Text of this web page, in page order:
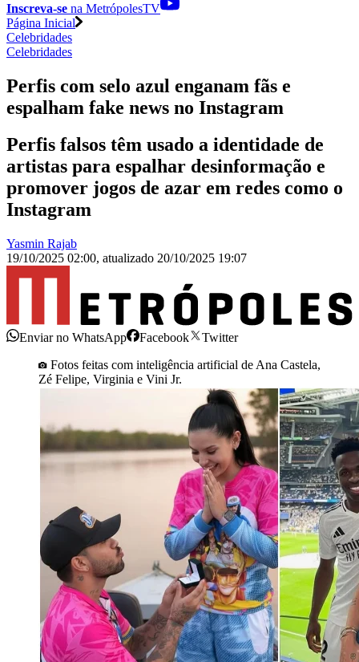
Inscreva-se na MetrópolesTV
Página Inicial
Celebridades
Celebridades
Perfis com selo azul enganam fãs e
espalham fake news no Instagram
Perfis falsos têm usado a identidade de
artistas para espalhar desinformação e
promover jogos de azar em redes como o
Instagram
Yasmin Rajab
19/10/2025 02:00, atualizado 20/10/2025 19:07
Enviar no WhatsApp Facebook
Twitter
Fotos feitas com inteligência artificial de Ana Castela,
Zé Felipe, Virginia e Vini Jr.